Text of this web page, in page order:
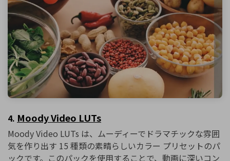
4. Moody Video LUTs
Moody Video LUTs は、ムーディーでドラマチックな雰囲
気を作り出す 15 種類の素晴らしいカラー プリセットのパ
ックです。このパックを使用することで、動画に深いコン